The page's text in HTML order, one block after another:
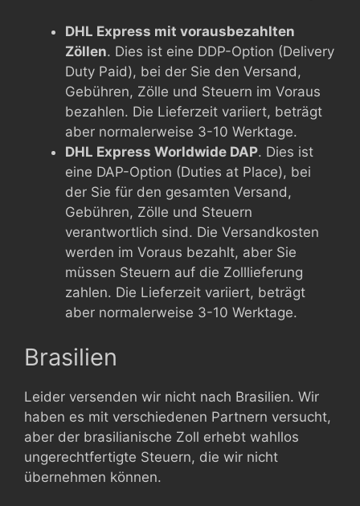
DHL Express mit vorausbezahlten
Zöllen. Dies ist eine DDP-Option (Delivery
Duty Paid), bei der Sie den Versand,
Gebühren, Zölle und Steuern im Voraus
bezahlen. Die Lieferzeit variiert, beträgt
aber normalerweise 3-10 Werktage.
DHL Express Worldwide DAP. Dies ist
eine DAP-Option (Duties at Place), bei
der Sie für den gesamten Versand,
Gebühren, Zölle und Steuern
verantwortlich sind. Die Versandkosten
werden im Voraus bezahlt, aber Sie
müssen Steuern auf die Zolllieferung
zahlen. Die Lieferzeit variiert, beträgt
aber normalerweise 3-10 Werktage.
Brasilien
Leider versenden wir nicht nach Brasilien. Wir
haben es mit verschiedenen Partnern versucht,
aber der brasilianische Zoll erhebt wahllos
ungerechtfertigte Steuern, die wir nicht
übernehmen können.